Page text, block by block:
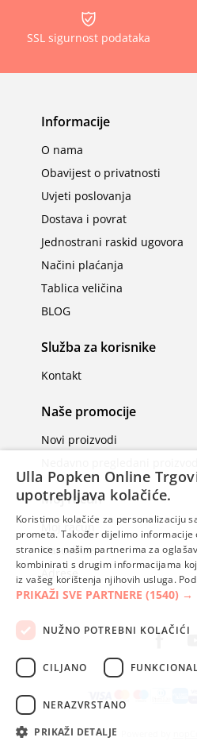
SSL sigurnost podataka
Informacije
O nama
Obavijest o privatnosti
Uvjeti poslovanja
Dostava i povrat
Jednostrani raskid ugovora
Načini plaćanja
Tablica veličina
BLOG
Služba za korisnike
Kontakt
Naše promocije
Novi proizvodi
Moj račun
Moj račun
Narudžbe
Adrese
Ulla Popken Online
upotrebljava kolačiće.
Koristimo kolačiće za personalizaciju
prometa. Također dijelimo informacije
stranice s našim partnerima za
kombinirati s drugim informacijama
iz vašeg korištenja njihovih usluga.
PRIKAŽI SVE PARTNERE (1540) →
NUŽNO POTREBNI KOLAČIĆI
CILJANO
NERAZVRSTANO
PRIKAŽI DETALJE